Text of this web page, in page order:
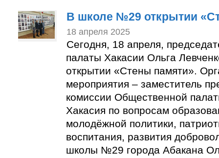
В школе №29 открытии
18 апреля 2025
Сегодня, 18 апреля,
палаты Хакасии Ольга
открытии «Стены памяти».
мероприятия – заместитель
комиссии Общественной
Хакасия по вопросам
молодёжной политики,
воспитания, развития
школы №29 города Абакана